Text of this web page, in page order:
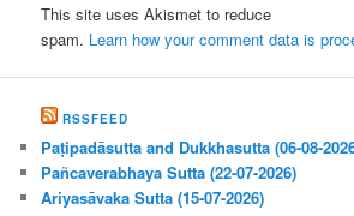
This site uses Akismet to reduce
spam. Learn how your comment data is
RSSFEED
Paṭipadāsutta and Dukkhasutta (06-08-
Pañcaverabhaya Sutta (22-07-2026)
Ariyasāvaka Sutta (15-07-2026)